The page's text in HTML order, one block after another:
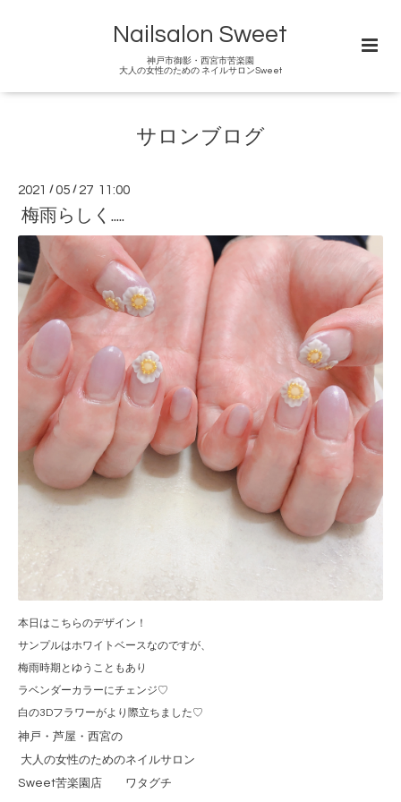
Nailsalon Sweet
神戸市御影・西宮市苦楽園
大人の女性のための ネイルサロンSweet
サロンブログ
2021 /05 / 27 11:00
梅雨らしく.....
本日はこちらのデザイン！
サンプルはホワイトベースなのですが、
梅雨時期とゆうこともあり
ラベンダーカラーにチェンジ♡
白の3Dフラワーがより際立ちました♡
神戸・芦屋・西宮の
大人の女性のためのネイルサロン
Sweet苦楽園店 ワタグチ